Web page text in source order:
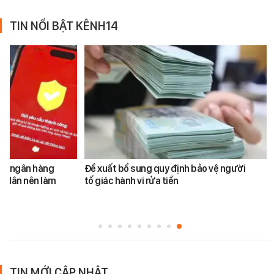
TIN NỔI BẬT KÊNH14
ngân hàng
dân nên làm
Đề xuất bổ sung quy định bảo vệ người
tố giác hành vi rửa tiền